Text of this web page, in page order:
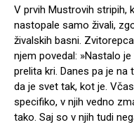
V prvih Mustrovih stripih,
nastopale samo živali,
živalskih basni.
njem povedal: »Nastalo
prelita kri. Danes pa je
da je svet tak, kot je.
specifiko, v njih vedno
tako. Saj so v njih tudi